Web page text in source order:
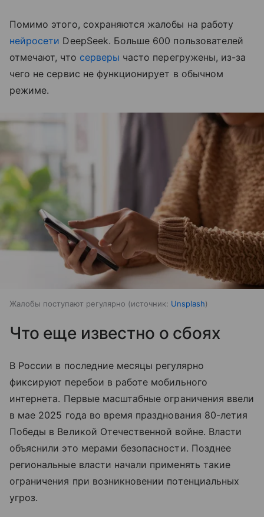
Помимо этого, сохраняются жалобы на работу
нейросети DeepSeek. Больше 600 пользователей
отмечают, что серверы часто перегружены, из-за
чего не сервис не функционирует в обычном
режиме.
Жалобы поступают регулярно источник: Unsplash
Что еще известно о сбоях
В России в последние месяцы регулярно
фиксируют перебои в работе мобильного
интернета. Первые масштабные ограничения ввели
в мае 2025 года во время празднования 80-летия
Победы в Великой Отечественной войне. Власти
объяснили это мерами безопасности. Позднее
региональные власти начали применять такие
ограничения при возникновении потенциальных
угроз.